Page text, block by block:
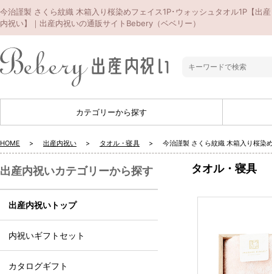
今治謹製 さくら紋織 木箱入り桜染めフェイス1P･ウォッシュタオル1P【出産
内祝い】｜出産内祝いの通販サイトBebery（ベベリー）
カテゴリーから探す
HOME 出産内祝い タオル・寝具 今治謹製 さくら紋織 木箱入り桜染
タオル・寝具
出産内祝いカテゴリーから探す
出産内祝いトップ
内祝いギフトセット
カタログギフト